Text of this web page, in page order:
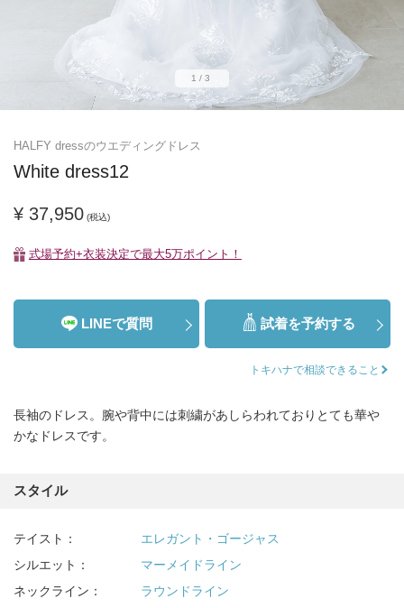
1/3
HALFY dressのウエディングドレス
White dress12
¥ 37,950 (税込)
式場予約+衣装決定で最大5万ポイント！
LINEで質問 試着を予約する
トキハナで相談できること
長袖のドレス。腕や背中には刺繍があしらわれておりとても華や
かなドレスです。
スタイル
テイスト：
エレガント・ゴージャス
シルエット：
マーメイドライン
ネックライン：
ラウンドライン